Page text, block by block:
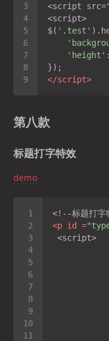
<script src=
$( '.test'
'height' :
</script>
第八款
标题打字特效
demo
<p id =